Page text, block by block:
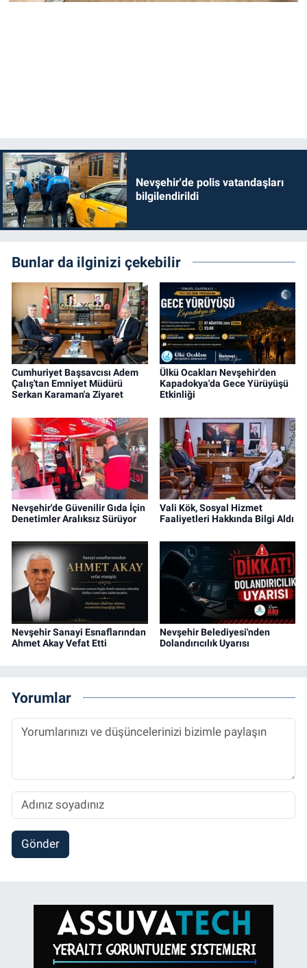
Nevşehir'de polis vatandaşları
bilgilendirildi
Bunlar da ilginizi çekebilir
Cumhuriyet Başsavcısı Adem
Çalış'tan Emniyet Müdürü
Serkan Karaman'a Ziyaret
Ülkü Ocakları Nevşehir'den
Kapadokya'da Gece Yürüyüşü
Etkinliği
Nevşehir'de Güvenilir Gıda İçin
Denetimler Aralıksız Sürüyor
Vali Kök, Sosyal Hizmet
Faaliyetleri Hakkında Bilgi Aldı
Nevşehir Sanayi Esnaflarından
Ahmet Akay Vefat Etti
Nevşehir Belediyesi'nden
Dolandırıcılık Uyarısı
Yorumlar
Gönder